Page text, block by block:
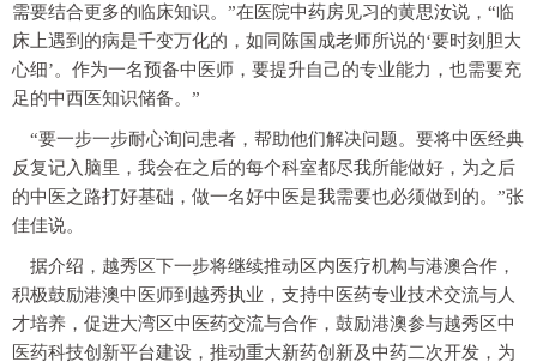
需要结合更多的临床知识。”在医院中药房见习的黄思汝说，“临
床上遇到的病是千变万化的，如同陈国成老师所说的‘要时刻胆大
心细’。作为一名预备中医师，要提升自己的专业能力，也需要充
足的中西医知识储备。”
“要一步一步耐心询问患者，帮助他们解决问题。要将中医经典
反复记入脑里，我会在之后的每个科室都尽我所能做好，为之后
的中医之路打好基础，做一名好中医是我需要也必须做到的。”张
佳佳说。
据介绍，越秀区下一步将继续推动区内医疗机构与港澳合作，
积极鼓励港澳中医师到越秀执业，支持中医药专业技术交流与人
才培养，促进大湾区中医药交流与合作，鼓励港澳参与越秀区中
医药科技创新平台建设，推动重大新药创新及中药二次开发，为